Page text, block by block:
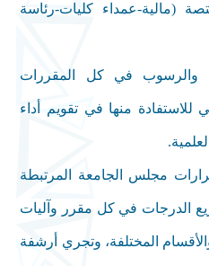
(مالية-عمداء كليات-رئاسة
والرسوب في كل المقررات
منها في تقويم أداء
.
مجلس الجامعة المرتبطة
الدرجات في كل مقرر وآليات
المختلفة، وتجري أرشفة